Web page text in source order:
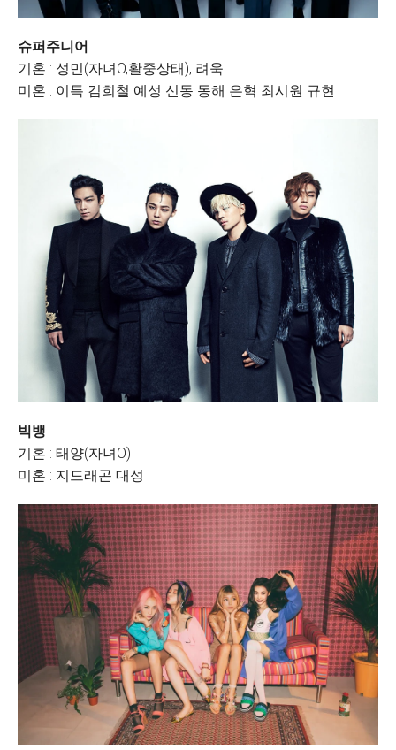
슈퍼주니어
기혼 : 성민(자녀O,활중상태), 려욱
미혼 : 이특 김희철 예성 신동 동해 은혁 최시원 규현
빅뱅
기혼 : 태양(자녀O)
미혼 : 지드래곤 대성